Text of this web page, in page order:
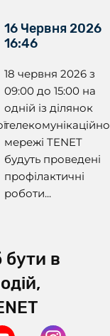
16 Червня 2026
16:46
18 червня 2026 з
09:00 до 15:00 на
одній із ділянок
мережі TENET
будуть проведені
профілактичні
роботи...
бути в